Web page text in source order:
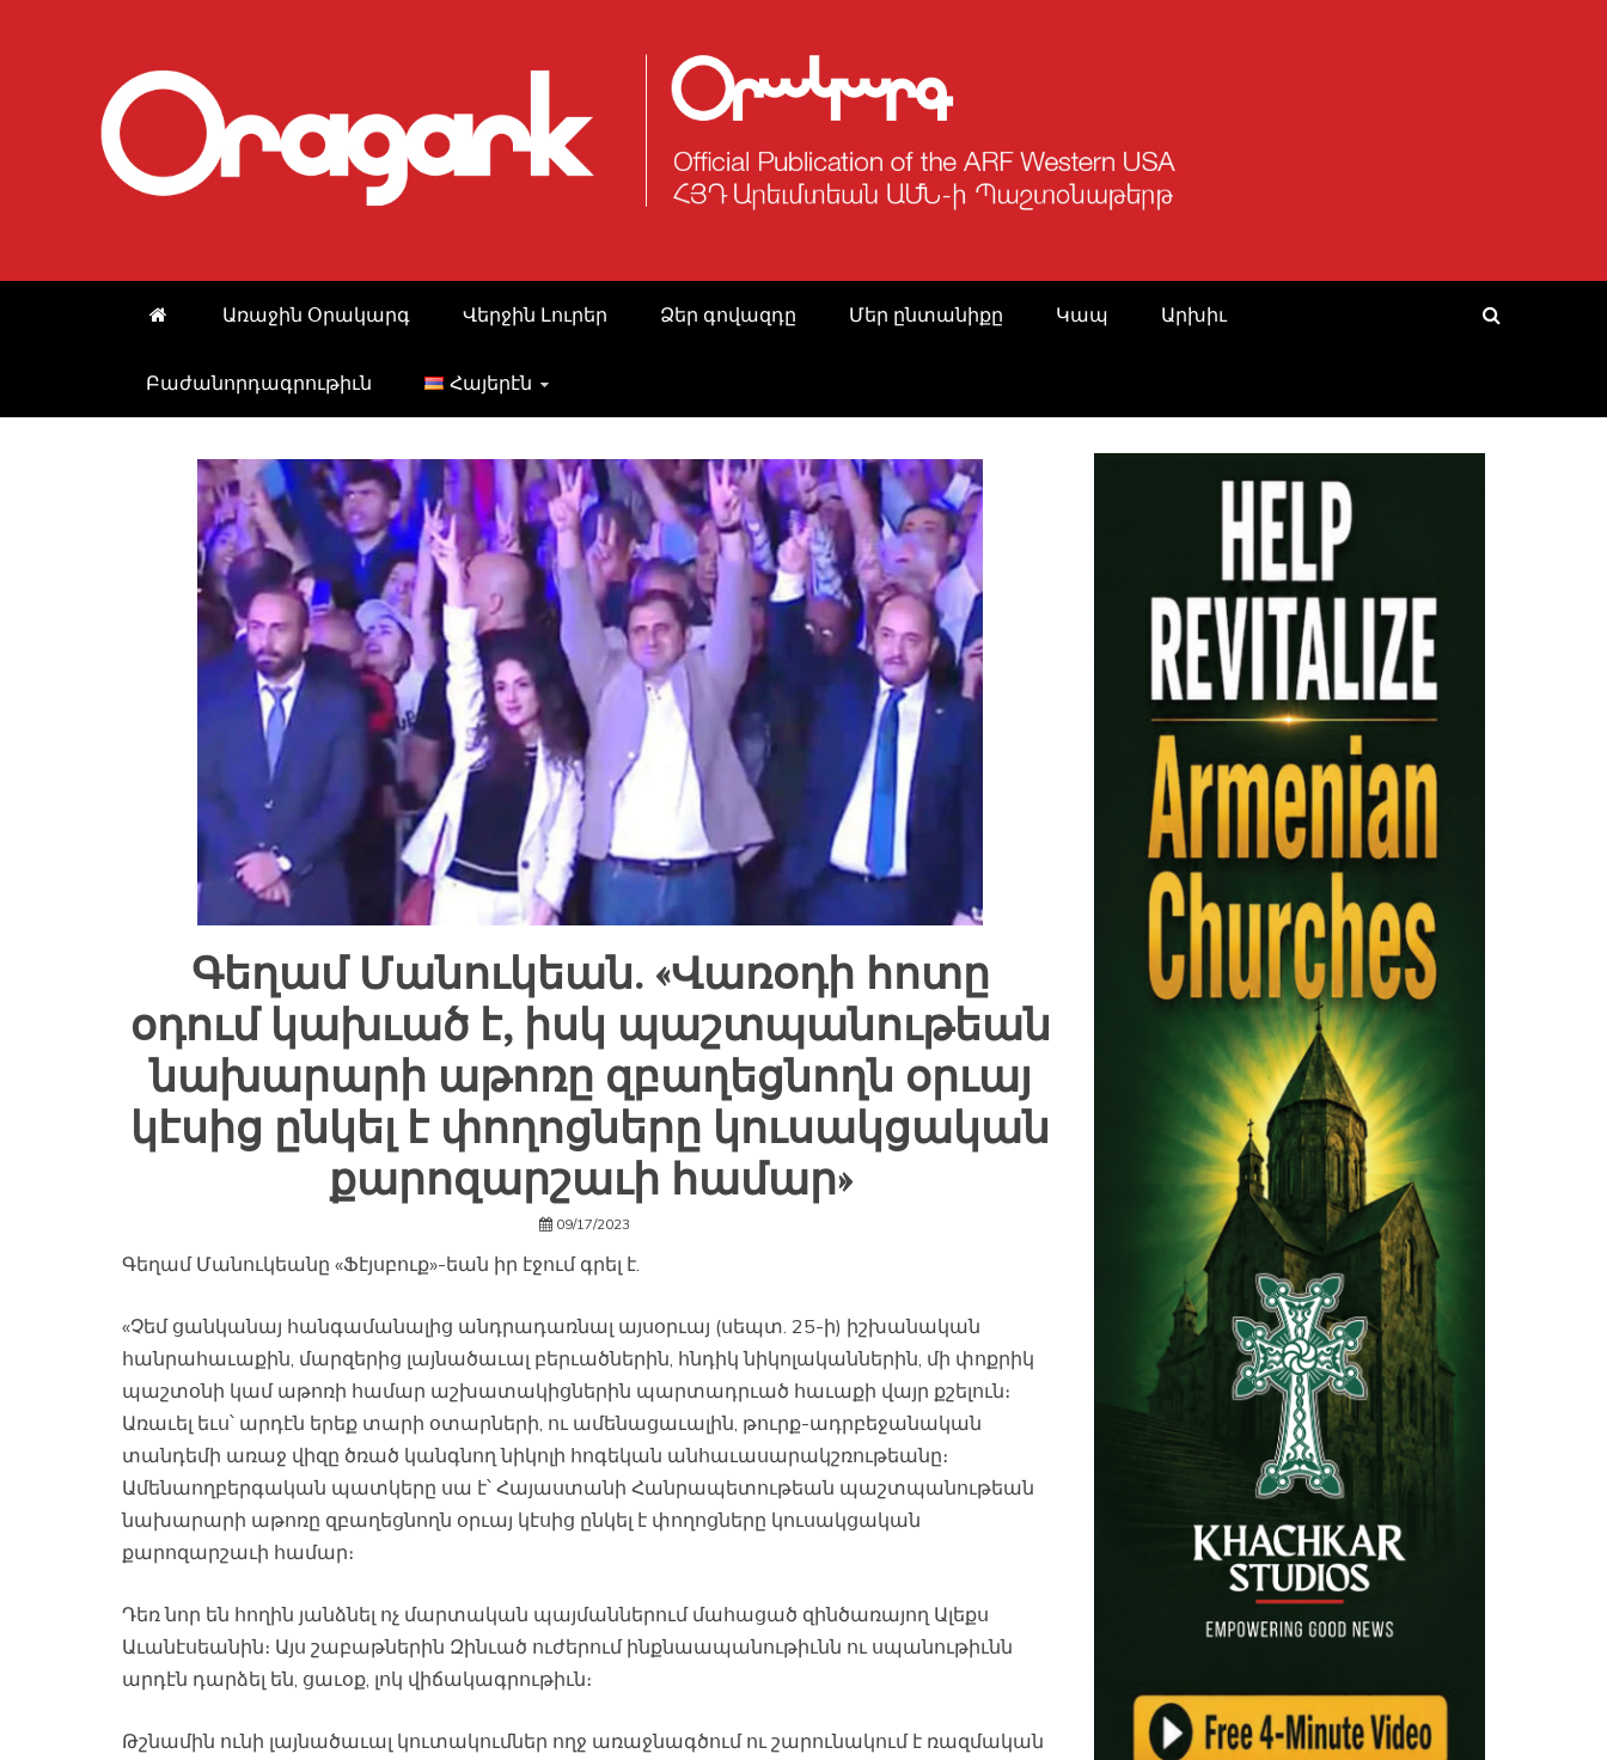
Առաջին Օրակարգ Վերջին Լուրեր Ձեր գովազդը Մեր ընտանիքը Կապ Արխիւ
Բաժանորդագրութիւն Հայերէն
Գեղամ Մանուկեան. «Վառօդի հոտը
օդում կախւած է, իսկ պաշտպանութեան
նախարարի աթոռը զբաղեցնողն օրւայ
կէսից ընկել է փողոցները կուսակցական
քարոզարշաւի համար»
09/17/2023
Գեղամ Մանուկեանը «Ֆէյսբուք»-եան իր էջում գրել է.
«Չեմ ցանկանայ հանգամանալից անդրադառնալ այսօրւայ (սեպտ. 25-ի) իշխանական
հանրահաւաքին, մարզերից լայնածաւալ բերւածներին, հնդիկ նիկոլականներին, մի փոքրիկ
պաշտօնի կամ աթոռի համար աշխատակիցներին պարտադրւած հաւաքի վայր քշելուն։
Առաւել եւս՝ արդէն երեք տարի օտարների, ու ամենացաւալին, թուրք-ադրբեջանական
տանդեմի առաջ վիզը ծռած կանգնող նիկոլի հոգեկան անհաւասարակշռութեանը։
Ամենաողբերգական պատկերը սա է՝ Հայաստանի Հանրապետութեան պաշտպանութեան
նախարարի աթոռը զբաղեցնողն օրւայ կէսից ընկել է փողոցները կուսակցական
քարոզարշաւի համար։
Դեռ նոր են հողին յանձնել ոչ մարտական պայմաններում մահացած զինծառայող Ալեքս
Աւանէսեանին։ Այս շաբաթներին Զինւած ուժերում ինքնաապանութիւնն ու սպանութիւնն
արդէն դարձել են, ցաւօք, լոկ վիճակագրութիւն։
Թշնամին ունի լայնածաւալ կուտակումներ ողջ առաջնագծում ու շարունակում է ռազմական